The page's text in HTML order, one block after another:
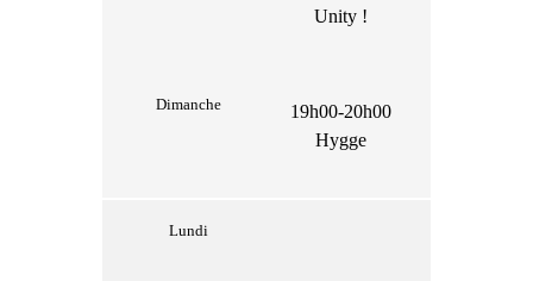
Unity !
Dimanche
19h00-20h00
Hygge
Lundi